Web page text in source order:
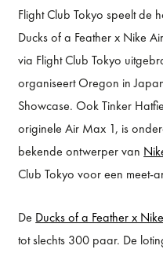
Flight Club Tokyo speelt de
Ducks of a Feather x Nike
via Flight Club Tokyo
organiseert Oregon in
Showcase. Ook Tinker
originele Air Max 1, is
bekende ontwerper van
Club Tokyo voor een meet-
De Ducks of a Feather x
tot slechts 300 paar. De